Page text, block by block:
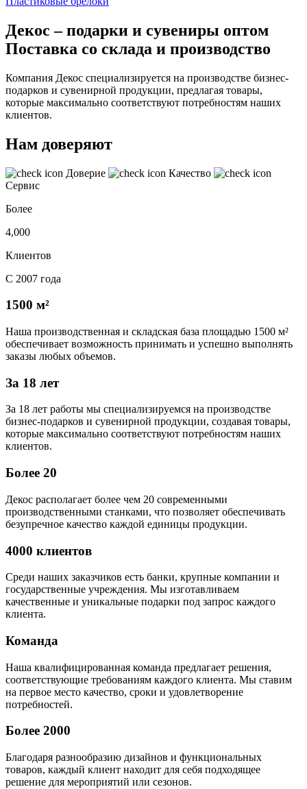
Декос – подарки и сувениры оптом
Поставка со склада и производство
Компания Декос специализируется на производстве бизнес-
подарков и сувенирной продукции, предлагая товары,
которые максимально соответствуют потребностям наших
клиентов.
Нам доверяют
Доверие
Качество
Сервис
Более
4,000
Клиентов
С 2007 года
1500 м²
Наша производственная и складская база площадью 1500 м²
обеспечивает возможность принимать и успешно выполнять
заказы любых объемов.
За 18 лет
За 18 лет работы мы специализируемся на производстве
бизнес-подарков и сувенирной продукции, создавая товары,
которые максимально соответствуют потребностям наших
клиентов.
Более 20
Декос располагает более чем 20 современными
производственными станками, что позволяет обеспечивать
безупречное качество каждой единицы продукции.
4000 клиентов
Среди наших заказчиков есть банки, крупные компании и
государственные учреждения. Мы изготавливаем
качественные и уникальные подарки под запрос каждого
клиента.
Команда
Наша квалифицированная команда предлагает решения,
соответствующие требованиям каждого клиента. Мы ставим
на первое место качество, сроки и удовлетворение
потребностей.
Более 2000
Благодаря разнообразию дизайнов и функциональных
товаров, каждый клиент находит для себя подходящее
решение для мероприятий или сезонов.